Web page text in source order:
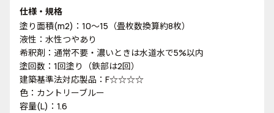
仕様・規格
塗り面積(m2)：10～15（畳枚数換算約8枚）
液性：水性つやあり
希釈剤：通常不要・濃いときは水道水で5%以内
塗回数：1回塗り（鉄部は2回）
建築基準法対応製品：F☆☆☆☆
色：カントリーブルー
容量(L)：1.6